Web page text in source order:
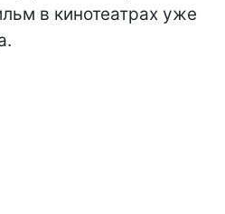
в кинотеатрах уже